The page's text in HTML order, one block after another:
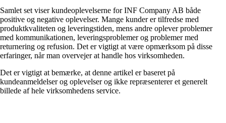
Samlet set viser kundeoplevelserne for INF Company AB både
positive og negative oplevelser. Mange kunder er tilfredse med
produktkvaliteten og leveringstiden, mens andre oplever problemer
med kommunikationen, leveringsproblemer og problemer med
returnering og refusion. Det er vigtigt at være opmærksom på disse
erfaringer, når man overvejer at handle hos virksomheden.
Det er vigtigt at bemærke, at denne artikel er baseret på
kundeanmeldelser og oplevelser og ikke repræsenterer et generelt
billede af hele virksomhedens service.